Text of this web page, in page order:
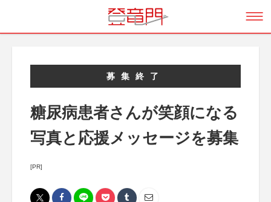
募集終了
糖尿病患者さんが笑顔になる
写真と応援メッセージを募集
[PR]